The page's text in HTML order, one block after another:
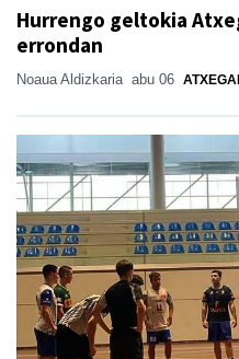
Hurrengo geltokia
errondan
Noaua Aldizkaria abu 06